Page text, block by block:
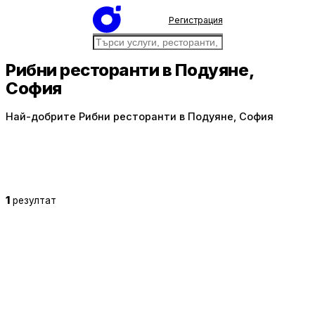
Регистрация
Рибни ресторанти в Подуяне,
София
Най-добрите Рибни ресторанти в Подуяне, София
1 резултат